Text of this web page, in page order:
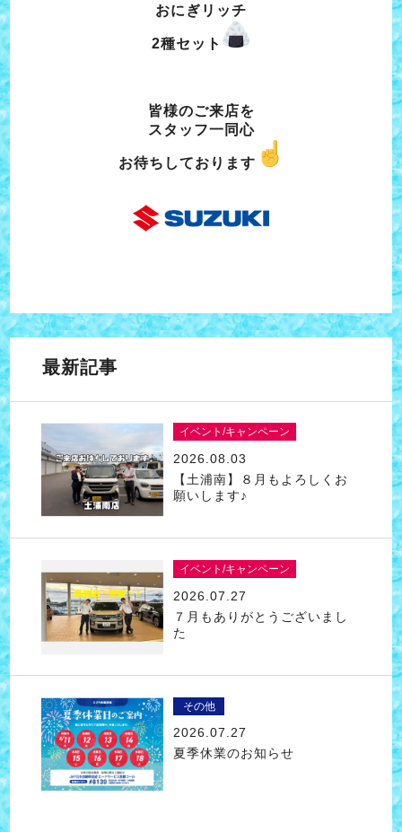
おにぎリッチ
2種セット
皆様のご来店を
スタッフ一同心
お待ちしております
最新記事
イベント/キャンペーン
2026.08.03
【土浦南】８月もよろしくお
願いします♪
イベント/キャンペーン
2026.07.27
７月もありがとうございまし
た
その他
2026.07.27
夏季休業のお知らせ